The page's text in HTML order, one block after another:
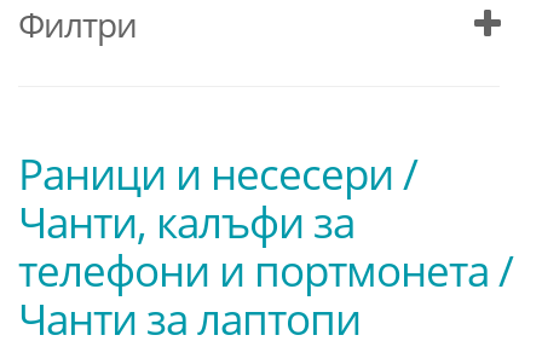
Филтри
Раници и несесери /
Чанти, калъфи за
телефони и портмонета /
Чанти за лаптопи